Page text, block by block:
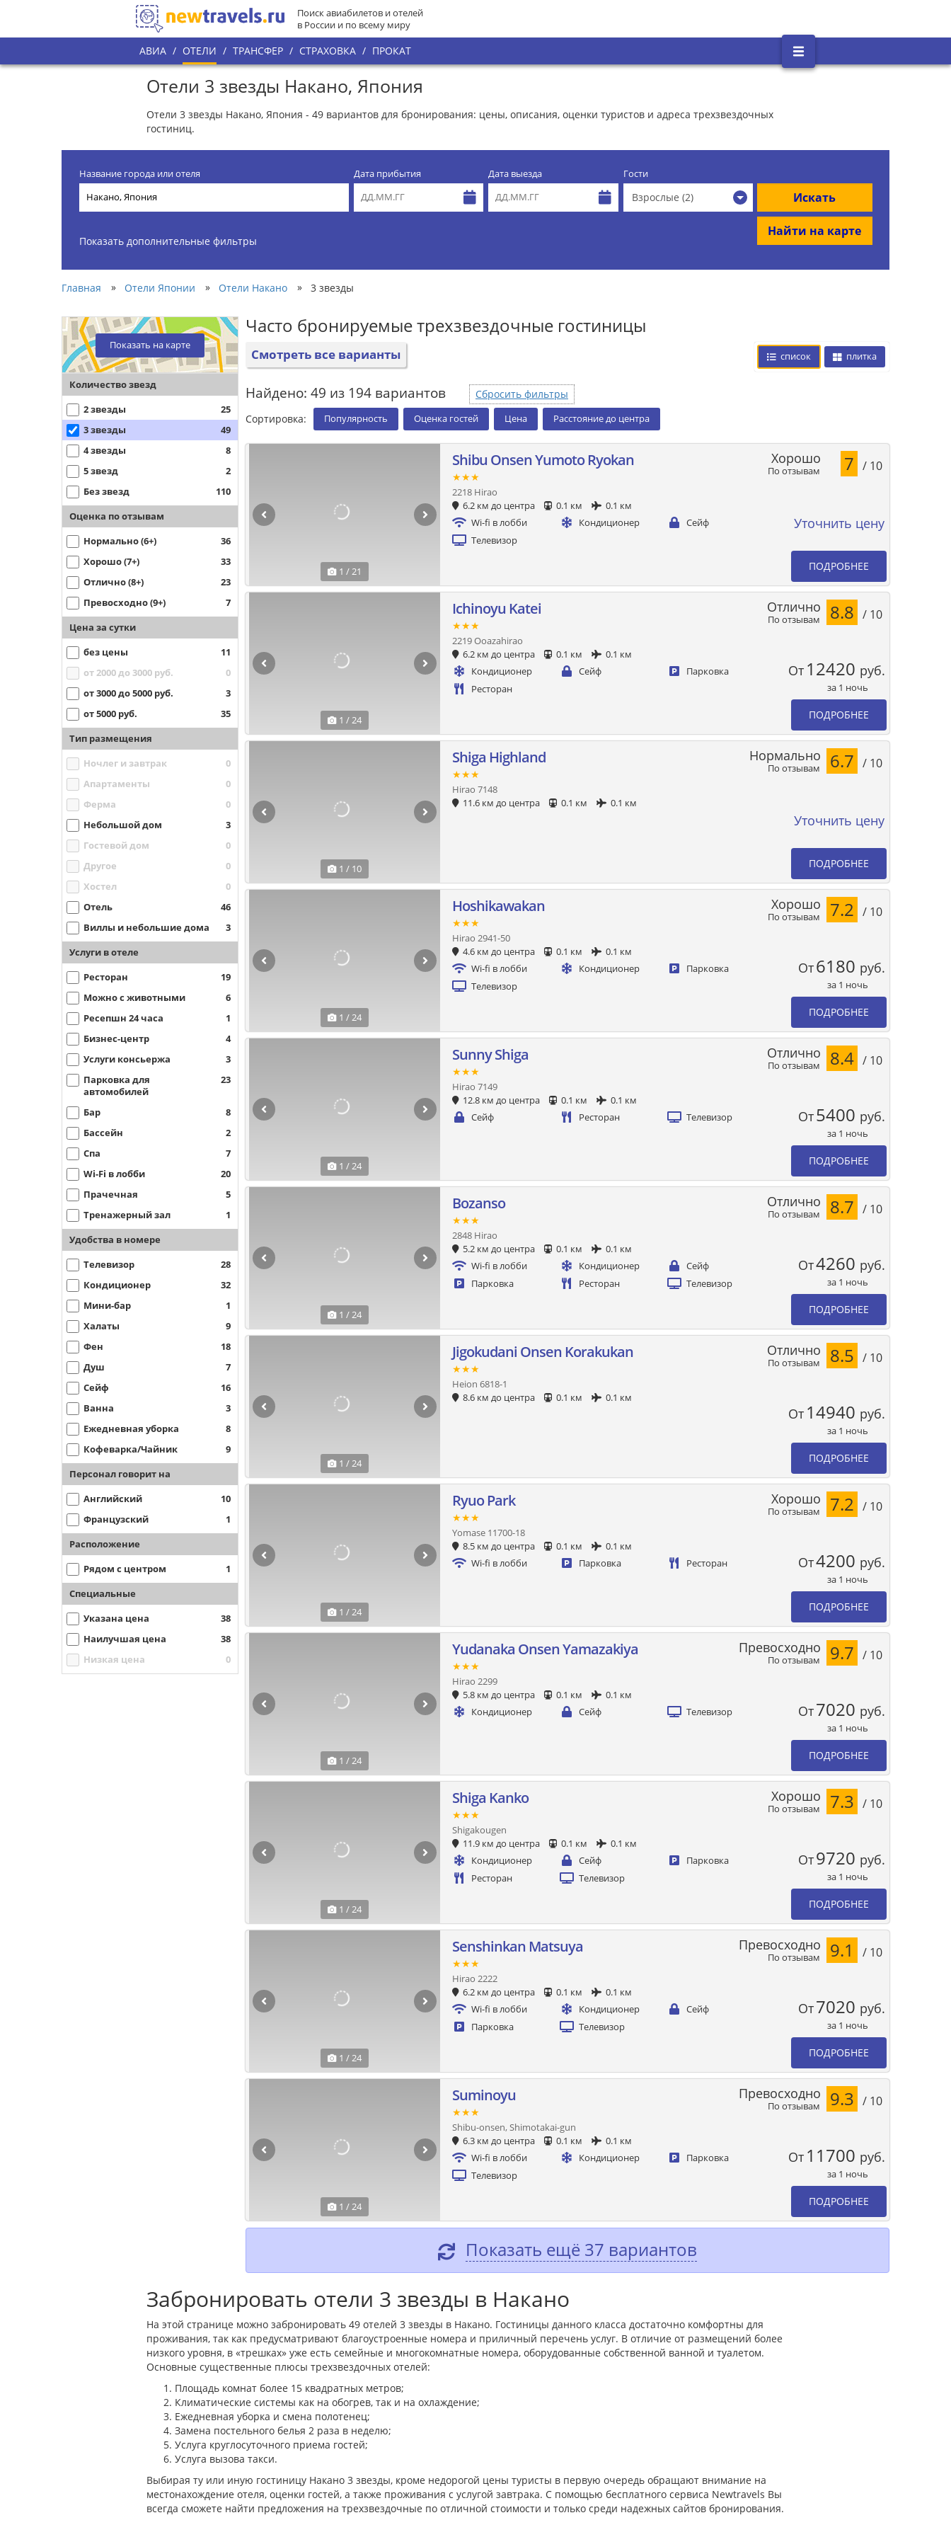
Поиск авиабилетов и отелей
в России и по всему миру
АВИА / ОТЕЛИ / ТРАНСФЕР / СТРАХОВКА / ПРОКАТ
Отели 3 звезды Накано, Япония
Отели 3 звезды Накано, Япония - 49 вариантов для бронирования: цены, описания, оценки туристов и адреса трехзвездочных
гостиниц.
Название города или отеля Дата прибытия Дата выезда Гости
Взрослые (2) Искать
Найти на карте
Показать дополнительные фильтры
Главная » Отели Японии » Отели Накано » 3 звезды
Показать на карте
Количество звезд
2 звезды
25
3 звезды
49
4 звезды
8
5 звезд
2
Без звезд
110
Оценка по отзывам
Нормально (6+)
36
Хорошо (7+)
33
Отлично (8+)
23
Превосходно (9+)
7
Цена за сутки
без цены
11
от 2000 до 3000 руб.
0
от 3000 до 5000 руб.
3
от 5000 руб.
35
Тип размещения
Ночлег и завтрак
0
Апартаменты
0
Ферма
0
Небольшой дом
3
Гостевой дом
0
Другое
0
Хостел
0
Отель
46
Виллы и небольшие дома
3
Услуги в отеле
Ресторан
19
Можно с животными
6
Ресепшн 24 часа
1
Бизнес-центр
4
Услуги консьержа
3
Парковка для
автомобилей
23
Бар
8
Бассейн
2
Спа
7
Wi-Fi в лобби
20
Прачечная
5
Тренажерный зал
1
Удобства в номере
Телевизор
28
Кондиционер
32
Мини-бар
1
Халаты
9
Фен
18
Душ
7
Сейф
16
Ванна
3
Ежедневная уборка
8
Кофеварка/Чайник
9
Персонал говорит на
Английский
10
Французский
1
Расположение
Рядом с центром 1
Специальные
Указана цена
38
Наилучшая цена
38
Низкая цена
0
Часто бронируемые трехзвездочные гостиницы
Смотреть все варианты список плитка
Найдено: 49 из 194 вариантов
Сбросить фильтры
Сортировка:
Популярность Оценка гостей Цена Расстояние до центра
1 / 21
Shibu Onsen Yumoto Ryokan
★★★
2218 Hirao
6.2 км до центра
0.1 км
0.1 км
Wi-fi в лобби
Кондиционер
Сейф
Телевизор
По отзывам
Хорошо 7 / 10
Уточнить цену
ПОДРОБНЕЕ
1 / 24
Ichinoyu Katei
★★★
2219 Ooazahirao
6.2 км до центра
0.1 км
0.1 км
Кондиционер
Сейф
Парковка
Ресторан
По отзывам
Отлично 8.8 / 10
От 12420 руб.
за 1 ночь
ПОДРОБНЕЕ
1 / 10
Shiga Highland
★★★
Hirao 7148
11.6 км до центра
0.1 км 0.1 км
По отзывам
Нормально 6.7 / 10
Уточнить цену
ПОДРОБНЕЕ
1 / 24
Hoshikawakan
★★★
Hirao 2941-50
4.6 км до центра
0.1 км
0.1 км
Wi-fi в лобби
Кондиционер
Парковка
Телевизор
По отзывам
Хорошо 7.2 / 10
От6180 руб.
за 1 ночь
ПОДРОБНЕЕ
1 / 24
Sunny Shiga
★★★
Hirao 7149
12.8 км до центра
0.1 км
0.1 км
Сейф
Ресторан Телевизор
По отзывам
Отлично 8.4 / 10
От5400 руб.
за 1 ночь
ПОДРОБНЕЕ
1 / 24
Bozanso
★★★
2848 Hirao
5.2 км до центра
0.1 км
0.1 км
Wi-fi в лобби
Кондиционер
Сейф
Парковка
Ресторан Телевизор
По отзывам
Отлично 8.7 / 10
От4260 руб.
за 1 ночь
ПОДРОБНЕЕ
1 / 24
Jigokudani Onsen Korakukan
★★★
Heion 6818-1
8.6 км до центра
0.1 км 0.1 км
По отзывам
Отлично 8.5 / 10
От 14940 руб.
за 1 ночь
ПОДРОБНЕЕ
1 / 24
Ryuo Park
★★★
Yomase 11700-18
8.5 км до центра
0.1 км
0.1 км
Wi-fi в лобби
Парковка Ресторан
По отзывам
Хорошо 7.2 / 10
От4200 руб.
за 1 ночь
ПОДРОБНЕЕ
1 / 24
Yudanaka Onsen Yamazakiya
★★★
Hirao 2299
5.8 км до центра
0.1 км
0.1 км
Кондиционер
Сейф Телевизор
По отзывам
Превосходно 9.7 / 10
От7020 руб.
за 1 ночь
ПОДРОБНЕЕ
1 / 24
Shiga Kanko
★★★
Shigakougen
11.9 км до центра
0.1 км
0.1 км
Кондиционер
Сейф
Парковка
Ресторан
Телевизор
По отзывам
Хорошо 7.3 / 10
От9720 руб.
за 1 ночь
ПОДРОБНЕЕ
1 / 24
Senshinkan Matsuya
★★★
Hirao 2222
6.2 км до центра
0.1 км
0.1 км
Wi-fi в лобби
Кондиционер
Сейф
Парковка
Телевизор
По отзывам
Превосходно 9.1 / 10
От7020 руб.
за 1 ночь
ПОДРОБНЕЕ
1 / 24
Suminoyu
★★★
Shibu-onsen, Shimotakai-gun
6.3 км до центра
0.1 км
0.1 км
Wi-fi в лобби
Кондиционер
Парковка
Телевизор
По отзывам
Превосходно 9.3 / 10
От 11700 руб.
за 1 ночь
ПОДРОБНЕЕ
Показать ещё 37 вариантов
Забронировать отели 3 звезды в Накано
На этой странице можно забронировать 49 отелей 3 звезды в Накано. Гостиницы данного класса достаточно комфортны для
проживания, так как предусматривают благоустроенные номера и приличный перечень услуг. В отличие от размещений более
низкого уровня, в «трешках» уже есть семейные и многокомнатные номера, оборудованные собственной ванной и туалетом.
Основные существенные плюсы трехзвездочных отелей:
Площадь комнат более 15 квадратных метров;
Климатические системы как на обогрев, так и на охлаждение;
Ежедневная уборка и смена полотенец;
Замена постельного белья 2 раза в неделю;
Услуга круглосуточного приема гостей;
Услуга вызова такси.
Выбирая ту или иную гостиницу Накано 3 звезды, кроме недорогой цены туристы в первую очередь обращают внимание на
местонахождение отеля, оценки гостей, а также проживания с услугой завтрака. С помощью бесплатного сервиса Newtravels Вы
всегда сможете найти предложения на трехзвездочные по отличной стоимости и только среди надежных сайтов бронирования.